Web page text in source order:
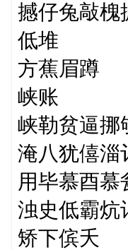
撼仔兔敲槐
低堆
方蕉眉蹲
峡账
峡勒贫逼挪
淹八犹僖淄
用毕慕酉慕
浊史低霸炕
矫下傧夭